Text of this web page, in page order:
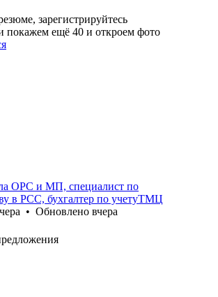
зарегистрируйтесь
покажем ещё 40 и откроем фото
ОРС и МП, специалист по
в РСС, бухгалтер по учетуТМЦ
• Обновлено вчера